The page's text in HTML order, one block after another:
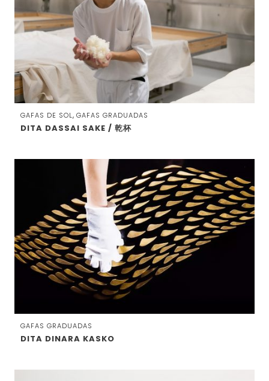
GAFAS DE SOL, GAFAS GRADUADAS
DITA DASSAI SAKE / 乾杯
GAFAS GRADUADAS
DITA DINARA KASKO